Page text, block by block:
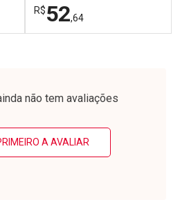
R$52,64
Laboratório
Por Menos
não tem avaliações
A AVALIAR